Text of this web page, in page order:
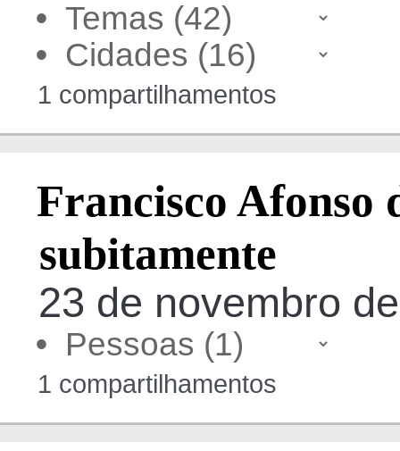
•
•
1 compartilhamentos
Francisco Afonso
subitamente
23 de novembro
•
1 compartilhamentos